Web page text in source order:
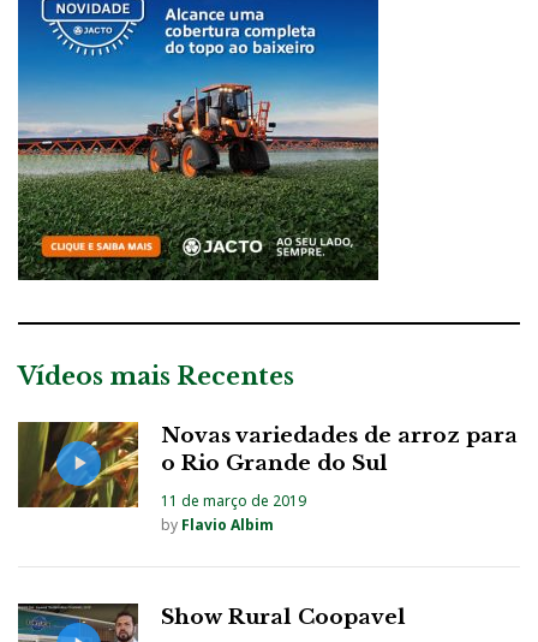
Vídeos mais Recentes
Novas variedades de arroz para
o Rio Grande do Sul
11 de março de 2019
by Flavio Albim
Show Rural Coopavel